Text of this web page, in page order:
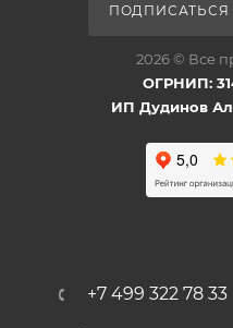
ПОДПИСАТЬСЯ
2026 © Все
ОГРНИП:
ИП Дудинов
+7 499 322 78 33